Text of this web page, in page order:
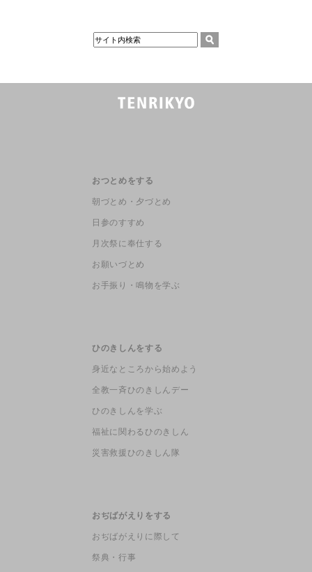
おつとめをする
朝づとめ・夕づとめ
日参のすすめ
月次祭に奉仕する
お願いづとめ
お手振り・鳴物を学ぶ
ひのきしんをする
身近なところから始めよう
全教一斉ひのきしんデー
ひのきしんを学ぶ
福祉に関わるひのきしん
災害救援ひのきしん隊
おぢばがえりをする
おぢばがえりに際して
祭典・行事